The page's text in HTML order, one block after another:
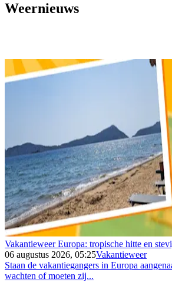
Weernieuws
Vakantieweer Europa: tropische hitte en
06 augustus 2026, 05:25Vakantieweer
Staan de vakantiegangers in Europa
wachten of moeten zij...